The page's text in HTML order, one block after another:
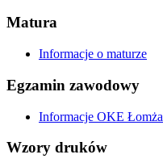
Matura
Informacje o maturze
Egzamin zawodowy
Informacje OKE Łomża
Wzory druków